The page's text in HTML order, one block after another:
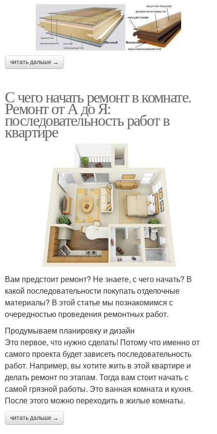
читать дальше →
С чего начать ремонт в комнате.
Ремонт от А до Я:
последовательность работ в
квартире
Вам предстоит ремонт? Не знаете, с чего начать? В
какой последовательности покупать отделочные
материалы? В этой статье мы познакомимся с
очередностью проведения ремонтных работ.
Продумываем планировку и дизайн
Это первое, что нужно сделать! Потому что именно от
самого проекта будет зависеть последовательность
работ. Например, вы хотите жить в этой квартире и
делать ремонт по этапам. Тогда вам стоит начать с
самой грязной работы. Это ванная комната и кухня.
После этого можно переходить в жилые комнаты.
читать дальше →